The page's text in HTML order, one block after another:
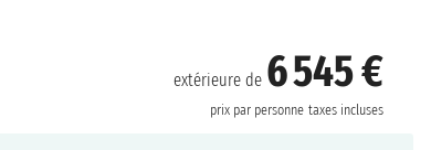
extérieure de 6 545 €
prix par personne taxes incluses